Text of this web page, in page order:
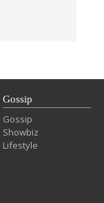
Gossip
Gossip
Showbiz
Lifestyle